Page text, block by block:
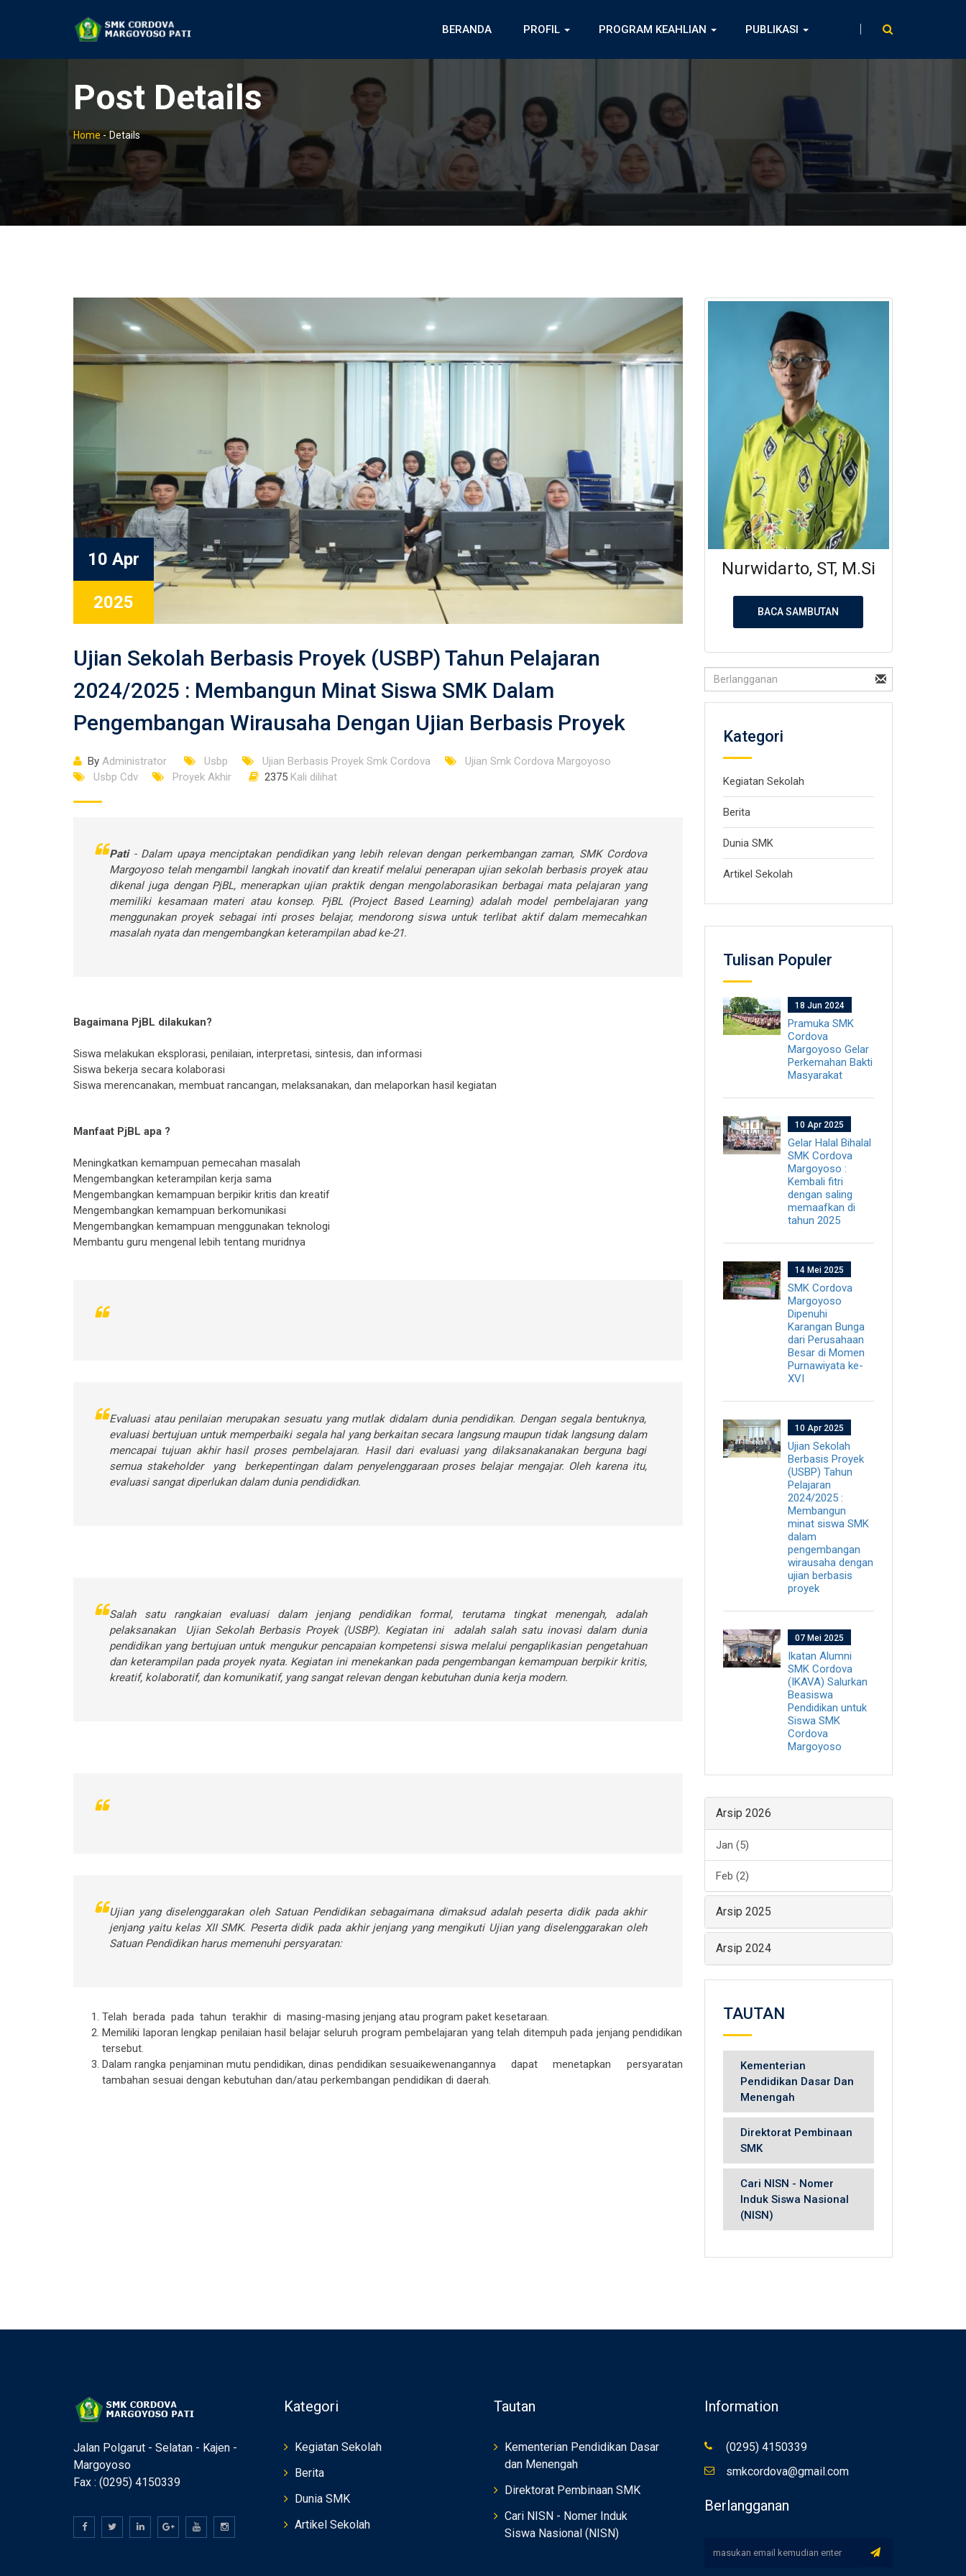
BERANDA PROFIL PROGRAM KEAHLIAN PUBLIKASI
Post Details
Home- Details
10 Apr
2025
Ujian Sekolah Berbasis Proyek (USBP) Tahun Pelajaran
2024/2025 : Membangun Minat Siswa SMK Dalam
Pengembangan Wirausaha Dengan Ujian Berbasis Proyek
By Administrator Usbp Ujian Berbasis Proyek Smk Cordova
Ujian Smk Cordova Margoyoso
Usbp Cdv
Proyek Akhir 2375 Kali dilihat
Pati- Dalam upaya menciptakan pendidikan yang lebih relevan dengan perkembangan zaman, SMK Cordova
Margoyoso telah mengambil langkah inovatif dan kreatif melalui penerapan ujian sekolah berbasis proyek atau
dikenal juga dengan PjBL, menerapkan ujian praktik dengan mengolaborasikan berbagai mata pelajaran yang
memiliki kesamaan materi atau konsep. PjBL (Project Based Learning) adalah model pembelajaran yang
menggunakan proyek sebagai inti proses belajar, mendorong siswa untuk terlibat aktif dalam memecahkan
masalah nyata dan mengembangkan keterampilan abad ke-21.
Bagaimana PjBL dilakukan?
Siswa melakukan eksplorasi, penilaian, interpretasi, sintesis, dan informasi
Siswa bekerja secara kolaborasi
Siswa merencanakan, membuat rancangan, melaksanakan, dan melaporkan hasil kegiatan
Manfaat PjBL apa ?
Meningkatkan kemampuan pemecahan masalah
Mengembangkan keterampilan kerja sama
Mengembangkan kemampuan berpikir kritis dan kreatif
Mengembangkan kemampuan berkomunikasi
Mengembangkan kemampuan menggunakan teknologi
Membantu guru mengenal lebih tentang muridnya
Evaluasi atau penilaian merupakan sesuatu yang mutlak didalam dunia pendidikan. Dengan segala bentuknya,
evaluasi bertujuan untuk memperbaiki segala hal yang berkaitan secara langsung maupun tidak langsung dalam
mencapai tujuan akhir hasil proses pembelajaran. Hasil dari evaluasi yang dilaksanakanakan berguna bagi
semua stakeholder yang berkepentingan dalam penyelenggaraan proses belajar mengajar. Oleh karena itu,
evaluasi sangat diperlukan dalam dunia pendididkan.
Salah satu rangkaian evaluasi dalam jenjang pendidikan formal, terutama tingkat menengah, adalah
pelaksanakan Ujian Sekolah Berbasis Proyek (USBP). Kegiatan ini adalah salah satu inovasi dalam dunia
pendidikan yang bertujuan untuk mengukur pencapaian kompetensi siswa melalui pengaplikasian pengetahuan
dan keterampilan pada proyek nyata. Kegiatan ini menekankan pada pengembangan kemampuan berpikir kritis,
kreatif, kolaboratif, dan komunikatif, yang sangat relevan dengan kebutuhan dunia kerja modern.
Ujian yang diselenggarakan oleh Satuan Pendidikan sebagaimana dimaksud adalah peserta didik pada akhir
jenjang yaitu kelas XII SMK. Peserta didik pada akhir jenjang yang mengikuti Ujian yang diselenggarakan oleh
Satuan Pendidikan harus memenuhi persyaratan:
Telah berada pada tahun terakhir di masing-masing jenjang atau program paket kesetaraan.
Memiliki laporan lengkap penilaian hasil belajar seluruh program pembelajaran yang telah ditempuh pada jenjang pendidikan
tersebut.
Dalam rangka penjaminan mutu pendidikan, dinas pendidikan sesuaikewenangannya dapat menetapkan persyaratan
tambahan sesuai dengan kebutuhan dan/atau perkembangan pendidikan di daerah.
Nurwidarto, ST, M.Si
BACA SAMBUTAN
Kategori
Kegiatan Sekolah
Berita
Dunia SMK
Artikel Sekolah
Tulisan Populer
18 Jun 2024
Pramuka SMK
Cordova
Margoyoso Gelar
Perkemahan Bakti
Masyarakat
10 Apr 2025
Gelar Halal Bihalal
SMK Cordova
Margoyoso :
Kembali fitri
dengan saling
memaafkan di
tahun 2025
14 Mei 2025
SMK Cordova
Margoyoso
Dipenuhi
Karangan Bunga
dari Perusahaan
Besar di Momen
Purnawiyata ke-
XVI
10 Apr 2025
Ujian Sekolah
Berbasis Proyek
(USBP) Tahun
Pelajaran
2024/2025 :
Membangun
minat siswa SMK
dalam
pengembangan
wirausaha dengan
ujian berbasis
proyek
07 Mei 2025
Ikatan Alumni
SMK Cordova
(IKAVA) Salurkan
Beasiswa
Pendidikan untuk
Siswa SMK
Cordova
Margoyoso
Arsip 2026
Jan (5)
Feb (2)
Arsip 2025
Arsip 2024
TAUTAN
Kementerian
Pendidikan Dasar Dan
Menengah
Direktorat Pembinaan
SMK
Cari NISN - Nomer
Induk Siswa Nasional
(NISN)
Jalan Polgarut - Selatan - Kajen -
Margoyoso
Fax : (0295) 4150339
Kategori
Kegiatan Sekolah
Berita
Dunia SMK
Artikel Sekolah
Tautan
Kementerian Pendidikan Dasar
dan Menengah
Direktorat Pembinaan SMK
Cari NISN - Nomer Induk
Siswa Nasional (NISN)
Information
(0295) 4150339
smkcordova@gmail.com
Berlangganan